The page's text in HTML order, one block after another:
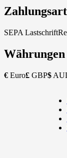
SEPA Lastschrift
Währungen
€ Euro£ GBP$